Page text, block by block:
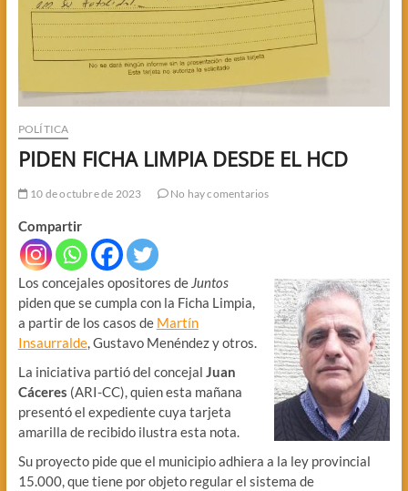
POLÍTICA
PIDEN FICHA LIMPIA DESDE EL HCD
10 de octubre de 2023 No hay comentarios
Compartir
Los concejales opositores de Juntos
piden que se cumpla con la Ficha Limpia,
a partir de los casos de Martín
Insaurralde, Gustavo Menéndez y otros.
La iniciativa partió del concejal Juan
Cáceres (ARI-CC), quien esta mañana
presentó el expediente cuya tarjeta
amarilla de recibido ilustra esta nota.
Su proyecto pide que el municipio adhiera a la ley provincial
15.000, que tiene por objeto regular el sistema de